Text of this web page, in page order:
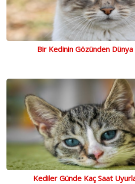
Bir Kedinin Gözünden Dünya
Kediler Günde Kaç Saat